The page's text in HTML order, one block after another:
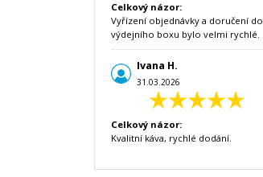
Celkový názor:
Vyřízení objednávky a doručení do
výdejního boxu bylo velmi rychlé.
Ivana H.
31.03.2026
Celkový názor:
Kvalitní káva, rychlé dodání.